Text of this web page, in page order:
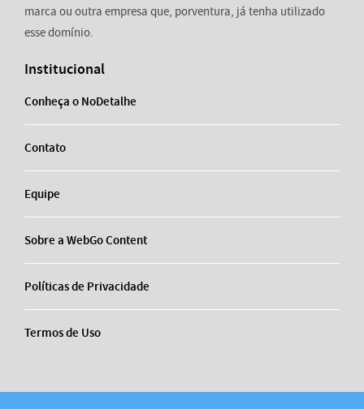
marca ou outra empresa que, porventura, já tenha utilizado
esse domínio.
Institucional
Conheça o NoDetalhe
Contato
Equipe
Sobre a WebGo Content
Políticas de Privacidade
Termos de Uso